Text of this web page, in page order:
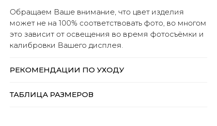
Обращаем Ваше внимание, что цвет изделия
может не на 100% соответствовать фото, во многом
это зависит от освещения во время фотосъёмки и
калибровки Вашего дисплея.
РЕКОМЕНДАЦИИ ПО УХОДУ
ТАБЛИЦА РАЗМЕРОВ
Оплатите сегодня 25% стоимости
покупки картой любого банка, остальное
— тремя платежами раз в две недели.
Оплата
сегодня
25%
Через
25%
Через
4 недели